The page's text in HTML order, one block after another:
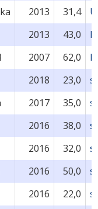
2013 31,4
2013 43,0
2007 62,0
2018 23,0
2017 35,0
2016 38,0
2016 32,0
2016 50,0
2016 22,0